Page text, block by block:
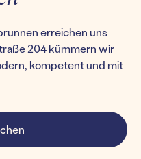
erreichen uns
204 kümmern wir
kompetent und mit